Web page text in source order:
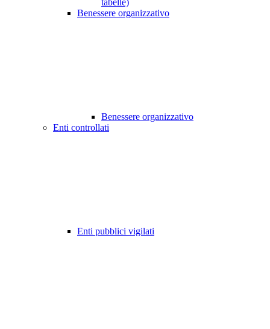
tabelle)
Benessere organizzativo
Benessere organizzativo
Enti controllati
Enti pubblici vigilati